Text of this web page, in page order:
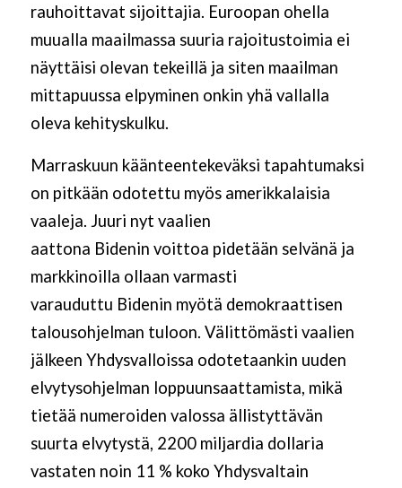
rauhoittavat sijoittajia. Euroopan ohella
muualla maailmassa suuria rajoitustoimia ei
näyttäisi olevan tekeillä ja siten maailman
mittapuussa elpyminen onkin yhä vallalla
oleva kehityskulku.
Marraskuun käänteentekeväksi tapahtumaksi
on pitkään odotettu myös amerikkalaisia
vaaleja. Juuri nyt vaalien
aattona Bidenin voittoa pidetään selvänä ja
markkinoilla ollaan varmasti
varauduttu Bidenin myötä demokraattisen
talousohjelman tuloon. Välittömästi vaalien
jälkeen Yhdysvalloissa odotetaankin uuden
elvytysohjelman loppuunsaattamista, mikä
tietää numeroiden valossa ällistyttävän
suurta elvytystä, 2200 miljardia dollaria
vastaten noin 11 % koko Yhdysvaltain